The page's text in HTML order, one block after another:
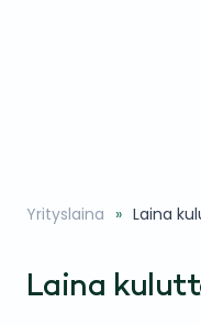
Yrityslaina Laina
Laina